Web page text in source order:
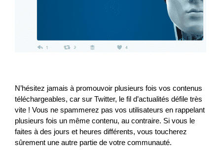
N’hésitez jamais à promouvoir plusieurs fois vos contenus
téléchargeables, car sur Twitter, le fil d’actualités défile très
vite ! Vous ne spammerez pas vos utilisateurs en rappelant
plusieurs fois un même contenu, au contraire. Si vous le
faites à des jours et heures différents, vous toucherez
sûrement une autre partie de votre communauté.